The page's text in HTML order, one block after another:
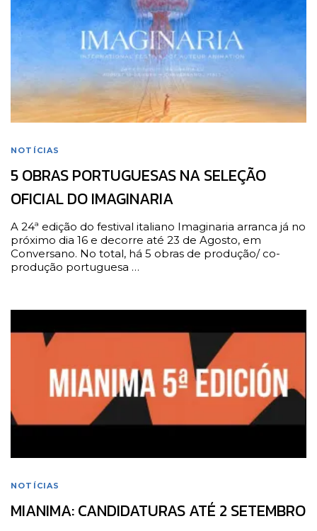
NOTÍCIAS
5 OBRAS PORTUGUESAS NA SELEÇÃO
OFICIAL DO IMAGINARIA
A 24ª edição do festival italiano Imaginaria arranca já no
próximo dia 16 e decorre até 23 de Agosto, em
Conversano. No total, há 5 obras de produção/ co-
produção portuguesa …
NOTÍCIAS
MIANIMA: CANDIDATURAS ATÉ 2 SETEMBRO